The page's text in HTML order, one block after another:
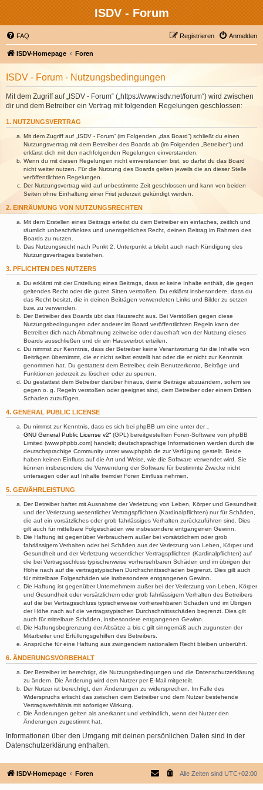
ISDV - Forum
FAQ Anmelden
Registrieren
ISDV-Homepage Foren
ISDV - Forum - Nutzungsbedingungen
Mit dem Zugriff auf „ISDV - Forum“ („https://www.isdv.net/forum“) wird zwischen
dir und dem Betreiber ein Vertrag mit folgenden Regelungen geschlossen:
1. NUTZUNGSVERTRAG
Mit dem Zugriff auf „ISDV - Forum“ (im Folgenden „das Board“) schließt du einen
Nutzungsvertrag mit dem Betreiber des Boards ab (im Folgenden „Betreiber“) und
erklärst dich mit den nachfolgenden Regelungen einverstanden.
Wenn du mit diesen Regelungen nicht einverstanden bist, so darfst du das Board
nicht weiter nutzen. Für die Nutzung des Boards gelten jeweils die an dieser Stelle
veröffentlichten Regelungen.
Der Nutzungsvertrag wird auf unbestimmte Zeit geschlossen und kann von beiden
Seiten ohne Einhaltung einer Frist jederzeit gekündigt werden.
2. EINRÄUMUNG VON NUTZUNGSRECHTEN
Mit dem Erstellen eines Beitrags erteilst du dem Betreiber ein einfaches, zeitlich und
räumlich unbeschränktes und unentgeltliches Recht, deinen Beitrag im Rahmen des
Boards zu nutzen.
Das Nutzungsrecht nach Punkt 2, Unterpunkt a bleibt auch nach Kündigung des
Nutzungsvertrages bestehen.
3. PFLICHTEN DES NUTZERS
Du erklärst mit der Erstellung eines Beitrags, dass er keine Inhalte enthält, die gegen
geltendes Recht oder die guten Sitten verstoßen. Du erklärst insbesondere, dass du
das Recht besitzt, die in deinen Beiträgen verwendeten Links und Bilder zu setzen
bzw. zu verwenden.
Der Betreiber des Boards übt das Hausrecht aus. Bei Verstößen gegen diese
Nutzungsbedingungen oder anderer im Board veröffentlichten Regeln kann der
Betreiber dich nach Abmahnung zeitweise oder dauerhaft von der Nutzung dieses
Boards ausschließen und dir ein Hausverbot erteilen.
Du nimmst zur Kenntnis, dass der Betreiber keine Verantwortung für die Inhalte von
Beiträgen übernimmt, die er nicht selbst erstellt hat oder die er nicht zur Kenntnis
genommen hat. Du gestattest dem Betreiber, dein Benutzerkonto, Beiträge und
Funktionen jederzeit zu löschen oder zu sperren.
Du gestattest dem Betreiber darüber hinaus, deine Beiträge abzuändern, sofern sie
gegen o. g. Regeln verstoßen oder geeignet sind, dem Betreiber oder einem Dritten
Schaden zuzufügen.
4. GENERAL PUBLIC LICENSE
Du nimmst zur Kenntnis, dass es sich bei phpBB um eine unter der „
GNU General Public License v2“ (GPL) bereitgestellten Foren-Software von phpBB
Limited (www.phpbb.com) handelt; deutschsprachige Informationen werden durch die
deutschsprachige Community unter www.phpbb.de zur Verfügung gestellt. Beide
haben keinen Einfluss auf die Art und Weise, wie die Software verwendet wird. Sie
können insbesondere die Verwendung der Software für bestimmte Zwecke nicht
untersagen oder auf Inhalte fremder Foren Einfluss nehmen.
5. GEWÄHRLEISTUNG
Der Betreiber haftet mit Ausnahme der Verletzung von Leben, Körper und Gesundheit
und der Verletzung wesentlicher Vertragspflichten (Kardinalpflichten) nur für Schäden,
die auf ein vorsätzliches oder grob fahrlässiges Verhalten zurückzuführen sind. Dies
gilt auch für mittelbare Folgeschäden wie insbesondere entgangenen Gewinn.
Die Haftung ist gegenüber Verbrauchern außer bei vorsätzlichem oder grob
fahrlässigem Verhalten oder bei Schäden aus der Verletzung von Leben, Körper und
Gesundheit und der Verletzung wesentlicher Vertragspflichten (Kardinalpflichten) auf
die bei Vertragsschluss typischerweise vorhersehbaren Schäden und im übrigen der
Höhe nach auf die vertragstypischen Durchschnittsschäden begrenzt. Dies gilt auch
für mittelbare Folgeschäden wie insbesondere entgangenen Gewinn.
Die Haftung ist gegenüber Unternehmern außer bei der Verletzung von Leben, Körper
und Gesundheit oder vorsätzlichem oder grob fahrlässigem Verhalten des Betreibers
auf die bei Vertragsschluss typischerweise vorhersehbaren Schäden und im Übrigen
der Höhe nach auf die vertragstypischen Durchschnittsschäden begrenzt. Dies gilt
auch für mittelbare Schäden, insbesondere entgangenen Gewinn.
Die Haftungsbegrenzung der Absätze a bis c gilt sinngemäß auch zugunsten der
Mitarbeiter und Erfüllungsgehilfen des Betreibers.
Ansprüche für eine Haftung aus zwingendem nationalem Recht bleiben unberührt.
6. ÄNDERUNGSVORBEHALT
Der Betreiber ist berechtigt, die Nutzungsbedingungen und die Datenschutzerklärung
zu ändern. Die Änderung wird dem Nutzer per E-Mail mitgeteilt.
Der Nutzer ist berechtigt, den Änderungen zu widersprechen. Im Falle des
Widerspruchs erlischt das zwischen dem Betreiber und dem Nutzer bestehende
Vertragsverhältnis mit sofortiger Wirkung.
Die Änderungen gelten als anerkannt und verbindlich, wenn der Nutzer den
Änderungen zugestimmt hat.
Informationen über den Umgang mit deinen persönlichen Daten sind in der
Datenschutzerklärung enthalten.
ISDV-Homepage Foren Alle Zeiten sind UTC+02:00